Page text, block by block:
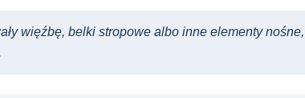
więźbę, belki stropowe albo inne elementy